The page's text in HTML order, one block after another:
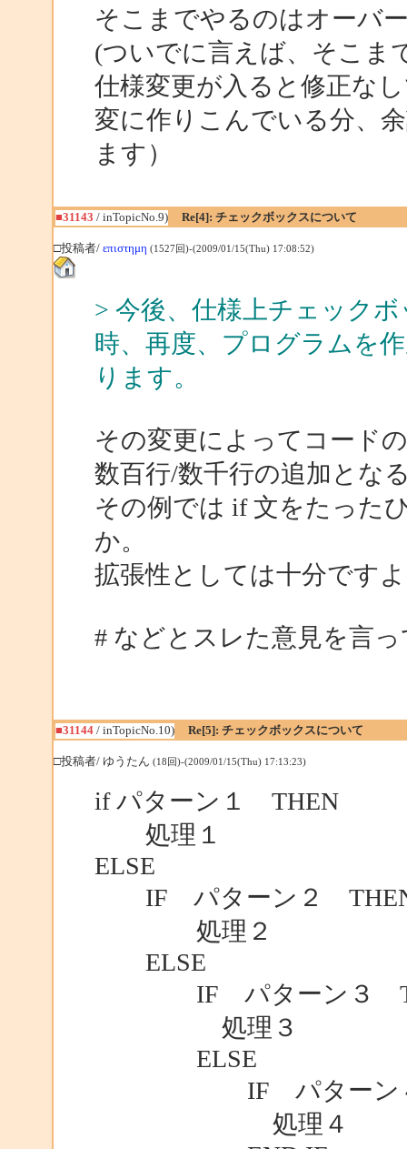
そこまでやるのはオーバ
(ついでに言えば、そこま
仕様変更が入ると修正な
変に作りこんでいる分、
ます）
■31143 / inTopicNo.9) Re[4]: チェックボックスについて
□投稿者/ επιστημη (1527回)-(2009/01/15(Thu) 17:08:52)
> 今後、仕様上チェック
時、再度、プログラムを
ります。
その変更によってコード
数百行/数千行の追加とな
その例では if 文をたった
か。
拡張性としては十分です
# などとスレた意見を言
■31144/ inTopicNo.10) Re[5]: チェックボックスについて
□投稿者/ ゆうたん (18回)-(2009/01/15(Thu) 17:13:23)
if パターン１ THEN
処理１
ELSE
IF パターン２
処理２
ELSE
IF パターン３
処理３
ELSE
IF パターン４
処理４